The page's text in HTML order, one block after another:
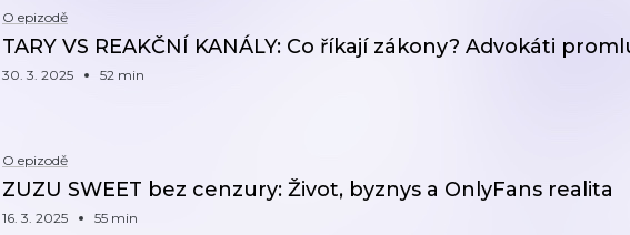
O epizodě
TARY VS REAKČNÍ KANÁLY: Co říkají zákony? Advokáti
30. 3. 2025 52 min
O epizodě
ZUZU SWEET bez cenzury: Život, byznys a OnlyFans realita
16. 3. 2025 55 min